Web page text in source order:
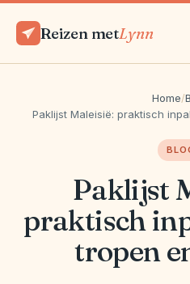
Reizen metLynn
Home/
Paklijst Maleisië: praktisch
Paklijst
praktisch
tropen